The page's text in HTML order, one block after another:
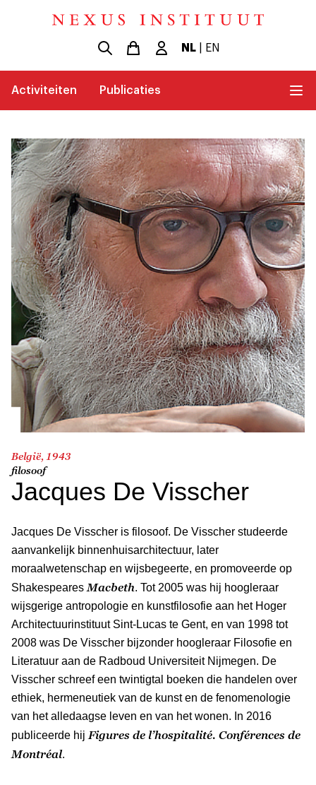
NL| EN
Activiteiten Publicaties
België, 1943
filosoof
Jacques De Visscher
Jacques De Visscher is filosoof. De Visscher studeerde
aanvankelijk binnenhuisarchitectuur, later
moraalwetenschap en wijsbegeerte, en promoveerde op
Shakespeares Macbeth. Tot 2005 was hij hoogleraar
wijsgerige antropologie en kunstfilosofie aan het Hoger
Architectuurinstituut Sint-Lucas te Gent, en van 1998 tot
2008 was De Visscher bijzonder hoogleraar Filosofie en
Literatuur aan de Radboud Universiteit Nijmegen. De
Visscher schreef een twintigtal boeken die handelen over
ethiek, hermeneutiek van de kunst en de fenomenologie
van het alledaagse leven en van het wonen. In 2016
publiceerde hij Figures de l’hospitalité. Conférences de
Montréal.